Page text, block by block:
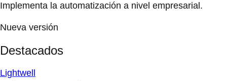
Implementa la automatización a nivel empresarial.
Nueva versión
Destacados
Lightwell